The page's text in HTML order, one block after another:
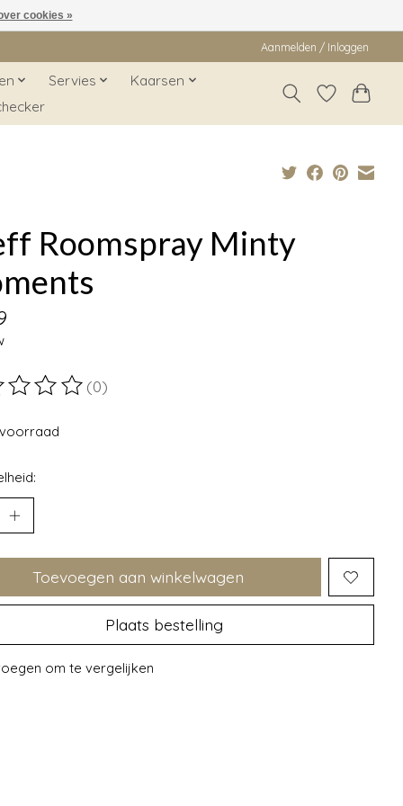
Aanmelden / Inloggen
Servies
Kaarsen
Roomspray Minty
van dit product is
(0)
Toevoegen aan winkelwagen
Plaats bestelling
om te vergelijken
cookies »